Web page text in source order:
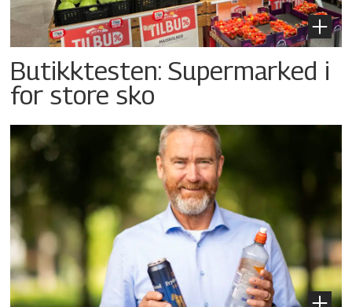
Butikktesten: Supermarked i
for store sko